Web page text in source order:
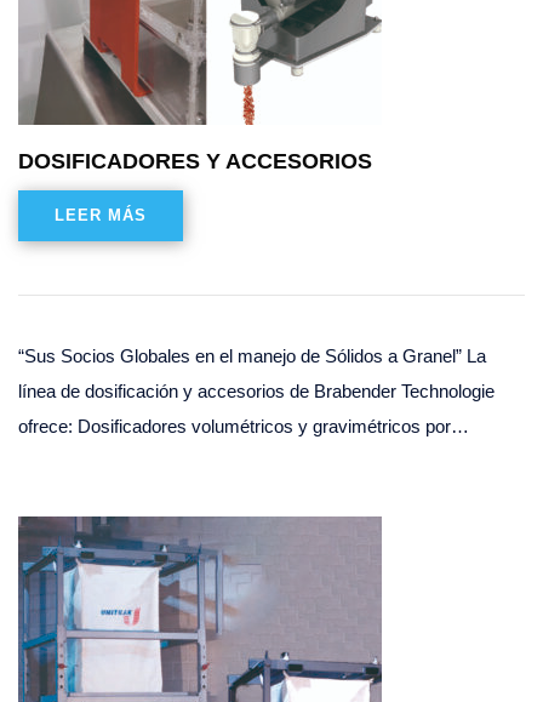
DOSIFICADORES Y ACCESORIOS
LEER MÁS
“Sus Socios Globales en el manejo de Sólidos a Granel” La
línea de dosificación y accesorios de Brabender Technologie
ofrece: Dosificadores volumétricos y gravimétricos por…